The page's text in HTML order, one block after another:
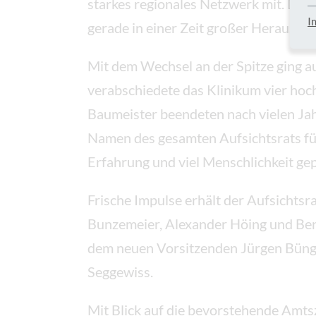
starkes regionales Netzwerk mit.
gerade in einer Zeit großer
Mit dem Wechsel an der Spitze ging
verabschiedete das Klinikum vier
Baumeister beendeten nach vielen
Namen des gesamten Aufsichtsrats
Erfahrung und viel Menschlichkeit
Frische Impulse erhält der
Bunzemeier, Alexander Höing und
dem neuen Vorsitzenden Jürgen
Seggewiss.
Mit Blick auf die bevorstehende